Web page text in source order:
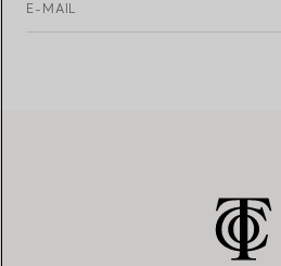
E-MAIL